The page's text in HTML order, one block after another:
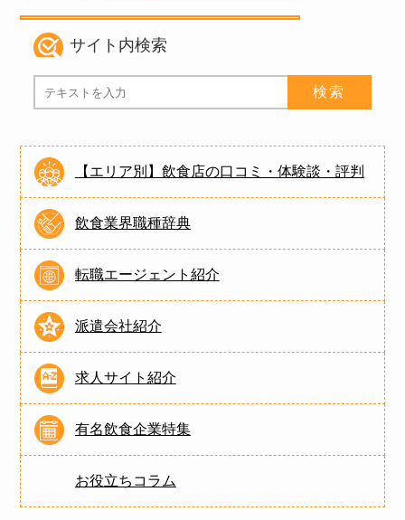
サイト内検索
【エリア別】飲食店の口コミ・体験談・評判
飲食業界職種辞典
転職エージェント紹介
派遣会社紹介
求人サイト紹介
有名飲食企業特集
お役立ちコラム